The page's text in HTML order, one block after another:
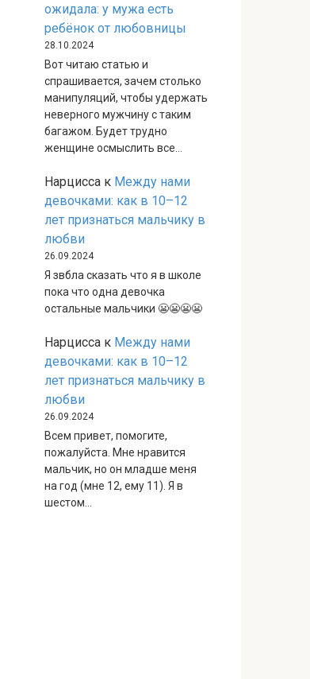
ожидала: у мужа есть
ребёнок от любовницы
28.10.2024
Вот читаю статью и
спрашивается, зачем столько
манипуляций, чтобы удержать
неверного мужчину с таким
багажом. Будет трудно
женщине осмыслить все…
Нарцисса к Между нами
девочками: как в 10–12
лет признаться мальчику в
любви
26.09.2024
Я звбла сказать что я в школе
пока что одна девочка
остальные мальчики 😬😬😬😬
Нарцисса к Между нами
девочками: как в 10–12
лет признаться мальчику в
любви
26.09.2024
Всем привет, помогите,
пожалуйста. Мне нравится
мальчик, но он младше меня
на год (мне 12, ему 11). Я в
шестом…